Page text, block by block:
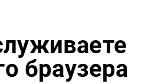
браузера